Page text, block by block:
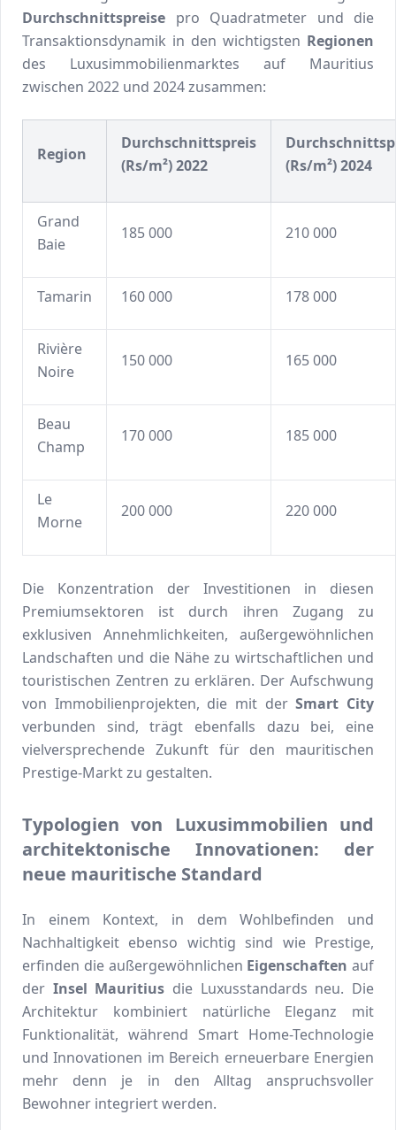
Durchschnittspreise pro Quadratmeter und die
Transaktionsdynamik in den wichtigsten Regionen
des Luxusimmobilienmarktes auf Mauritius
zwischen 2022 und 2024 zusammen:
Region
Durchschnittspreis
(Rs/m²) 2022
(Rs/m²) 2024
Grand
Baie
185 000 210 000
Tamarin 160 000 178 000
Rivière
Noire
150 000 165 000
Beau
Champ
170 000 185 000
Le
Morne
200 000 220 000
Die Konzentration der Investitionen in diesen
Premiumsektoren ist durch ihren Zugang zu
exklusiven Annehmlichkeiten, außergewöhnlichen
Landschaften und die Nähe zu wirtschaftlichen und
touristischen Zentren zu erklären. Der Aufschwung
von Immobilienprojekten, die mit derSmart City
verbunden sind, trägt ebenfalls dazu bei, eine
vielversprechende Zukunft für den mauritischen
Prestige-Markt zu gestalten.
Typologien von Luxusimmobilien und
architektonische Innovationen: der
neue mauritische Standard
In einem Kontext, in dem Wohlbefinden und
Nachhaltigkeit ebenso wichtig sind wie Prestige,
erfinden die außergewöhnlichen Eigenschaften auf
der Insel Mauritius die Luxusstandards neu. Die
Architektur kombiniert natürliche Eleganz mit
Funktionalität, während Smart Home-Technologie
und Innovationen im Bereich erneuerbare Energien
mehr denn je in den Alltag anspruchsvoller
Bewohner integriert werden.